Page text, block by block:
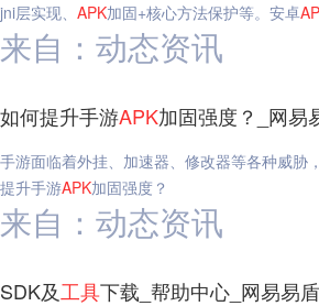
jni层实现、 APK加固+核心方法保护等。安卓
来自：动态资讯
如何提升手游APK加固强度？_网易
手游面临着外挂、加速器、修改器等各种威胁，
提升手游APK加固强度？
来自：动态资讯
SDK及工具下载_帮助中心_网易易盾